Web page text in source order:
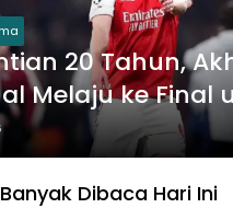
20 Tahun,
Melaju ke Final
Atletico
Dibaca Hari Ini